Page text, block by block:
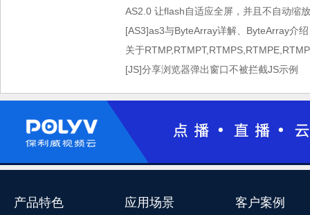
AS2.0 让flash自适应全屏，并且不自动缩放
[AS3]as3与ByteArray详解、ByteArray介
关于
[JS]分享浏览器弹出窗口不被拦截JS示例
产品特色 应用场景 客户案例